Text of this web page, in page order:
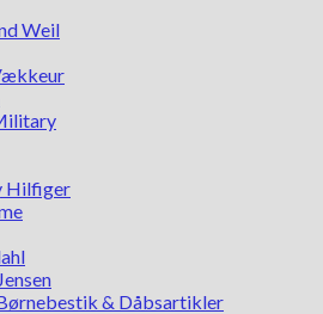
Weil
Hilfiger
& Dåbsartikler